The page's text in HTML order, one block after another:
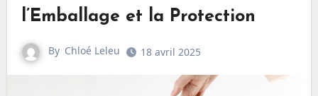
l’Emballage et la Protection
By Chloé Leleu 18 avril 2025